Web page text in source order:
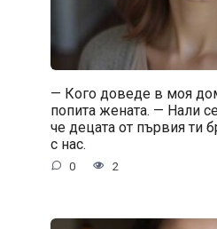
— Кого доведе в моя
попита жената. — Нали
че децата от първия ти
с нас.
0 2